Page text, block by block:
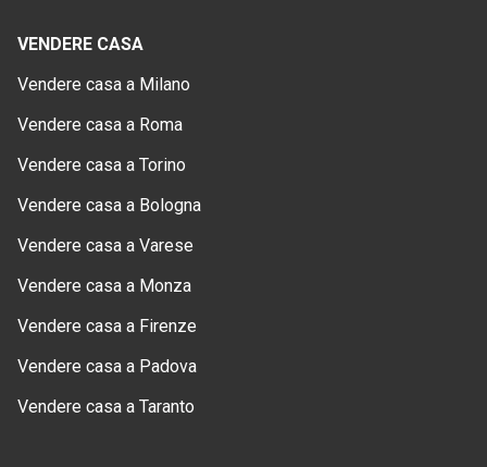
VENDERE CASA
Vendere casa a Milano
Vendere casa a Roma
Vendere casa a Torino
Vendere casa a Bologna
Vendere casa a Varese
Vendere casa a Monza
Vendere casa a Firenze
Vendere casa a Padova
Vendere casa a Taranto